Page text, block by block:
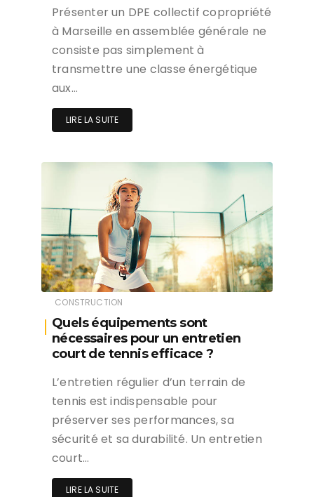
Présenter un DPE collectif copropriété
à Marseille en assemblée générale ne
consiste pas simplement à
transmettre une classe énergétique
aux…
LIRE LA SUITE
CONSTRUCTION
Quels équipements sont
nécessaires pour un entretien
court de tennis efficace ?
L’entretien régulier d’un terrain de
tennis est indispensable pour
préserver ses performances, sa
sécurité et sa durabilité. Un entretien
court…
LIRE LA SUITE